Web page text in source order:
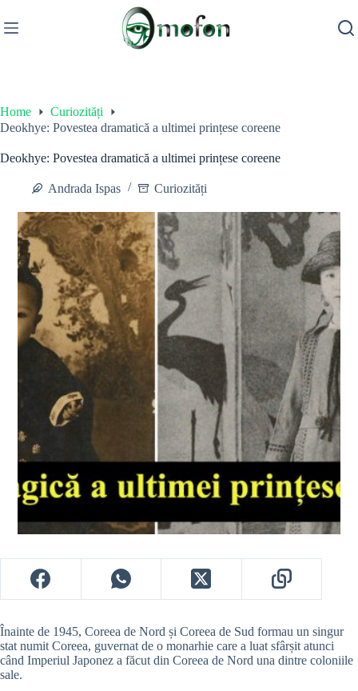
to
content
Home
Curiozități
Deokhye: Povestea dramatică a ultimei prințese coreene
Deokhye: Povestea dramatică a ultimei prințese coreene
Andrada Ispas Curiozități
Înainte de 1945, Coreea de Nord și Coreea de Sud formau un singur
stat numit Coreea, guvernat de o monarhie care a luat sfârșit atunci
când Imperiul Japonez a făcut din Coreea de Nord una dintre coloniile
sale.